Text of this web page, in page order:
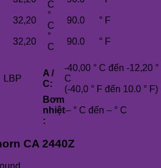
C
32,20
°
C
90.0
° F
32,20
°
C
90.0
° F
LBP
A /
C:
-40,00 ° C đến -12,20 °
C
(-40,0 ° F đến 10.0 ° F)
Bơm
nhiệt
:
– ° C đến – ° C
CA 2440Z